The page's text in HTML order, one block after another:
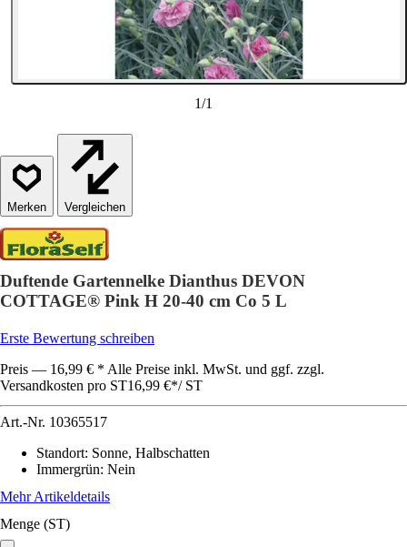
1/1
Vergleichen
Duftende Gartennelke Dianthus DEVON
COTTAGE® Pink H 20-40 cm Co 5 L
Erste Bewertung schreiben
Preis — 16,99 € * Alle Preise inkl. MwSt. und ggf. zzgl.
Versandkosten pro ST16,99 €*/ ST
Art.-Nr. 10365517
Standort: Sonne, Halbschatten
Immergrün: Nein
Mehr Artikeldetails
Menge (ST)